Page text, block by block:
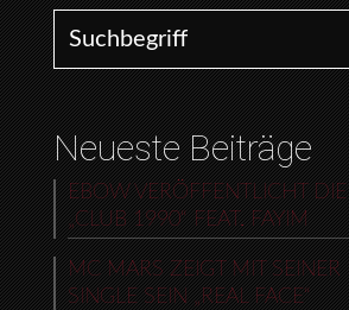
Search for:
Neueste Beiträge
EBOW VERÖFFENTLICHT
„CLUB 1990“ FEAT. FAYIM
MC MARS ZEIGT MIT SEINER
SINGLE SEIN „REAL FACE“